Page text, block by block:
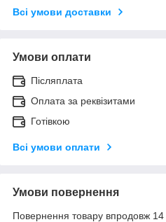
Всі умови доставки
Умови оплати
Післяплата
Оплата за реквізитами
Готівкою
Всі умови оплати
Умови повернення
Повернення товару впродовж 14